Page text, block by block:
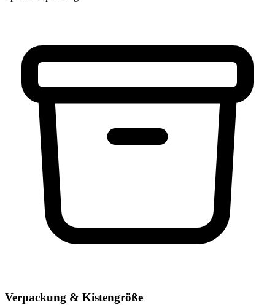
Verpackung & Kistengröße